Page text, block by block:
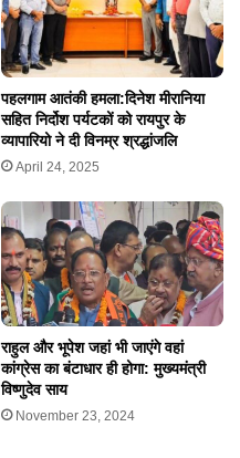
पहलगाम आतंकी हमला:दिनेश मीरानिया
सहित निर्दोश पर्यटकों को रायपुर के
व्यापारियो ने दी विनम्र श्रद्धांजलि
April 24, 2025
राहुल और भूपेश जहां भी जाएंगे वहां
कांग्रेस का बंटाधार ही होगा: मुख्यमंत्री
विष्णुदेव साय
November 23, 2024